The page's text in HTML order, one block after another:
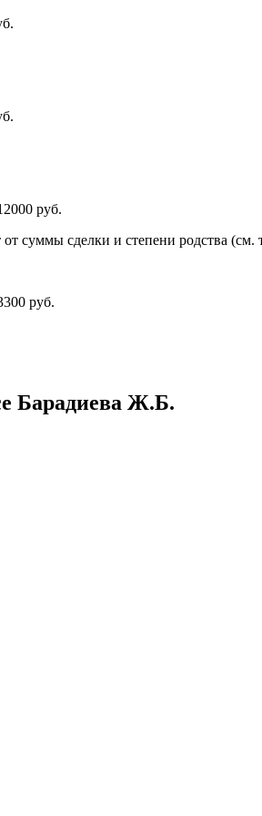
руб.
от суммы сделки и степени родства (см.
руб.
Барадиева Ж.Б.